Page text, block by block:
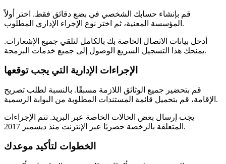
قم بإنشاء حسابك الشخصي في بضع دقائق فقط. اختر أولاً
المؤسسة المعنية، ثم اختر نوع الإجراء الإداري المطلوب.
أدخل بيانات الاتصال الخاصة بك بالكامل لتلقي جميع الإشعارات.
يمنحك هذا التسجيل السريع الوصول إلى جميع خدمات البرمجة.
الإجراءات الإدارية التي يجب توقعها
قم بتحضير جميع الوثائق اللازمة مسبقًا. بالنسبة لطلب تصريح
الإقامة، قم بتحميل قائمة المستندات المطلوبة من البوابة الرسمية.
يجب إرسال بعض الحالات الخاصة عبر البريد. تتم الإجراءات
المتعلقة بالرخصة حصريًا عبر الإنترنت منذ ديسمبر 2017.
الخطوات لتأكيد موعدك